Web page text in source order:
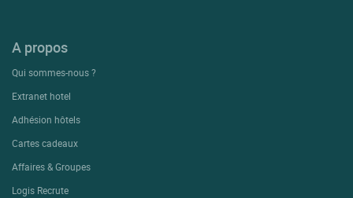
A propos
Qui sommes-nous ?
Extranet hotel
Adhésion hôtels
Cartes cadeaux
Affaires & Groupes
Logis Recrute